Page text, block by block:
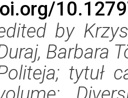
by
Barbara
tytuł